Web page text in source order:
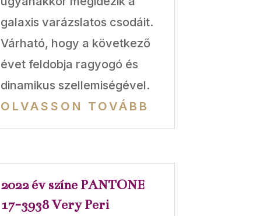
galaxis varázslatos csodáit.
Várható, hogy a következő
évet feldobja ragyogó és
dinamikus szellemiségével.
OLVASSON TOVÁBB
2022 év színe PANTONE
17-3938 Very Peri